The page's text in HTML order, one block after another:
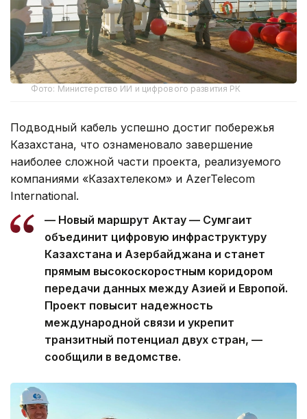
Фото: Министерство ИИ и цифрового развития РК
Подводный кабель успешно достиг побережья
Казахстана, что ознаменовало завершение
наиболее сложной части проекта, реализуемого
компаниями «Казахтелеком» и AzerTelecom
International.
— Новый маршрут Актау — Сумгаит
объединит цифровую инфраструктуру
Казахстана и Азербайджана и станет
прямым высокоскоростным коридором
передачи данных между Азией и Европой.
Проект повысит надежность
международной связи и укрепит
транзитный потенциал двух стран, —
сообщили в ведомстве.